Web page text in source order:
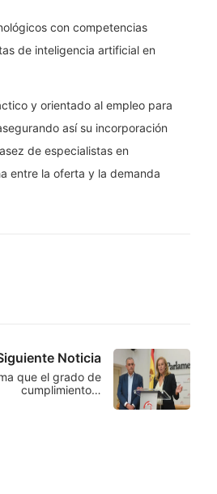
con competencias
de inteligencia artificial en
y orientado al empleo para
así su incorporación
de especialistas en
entre la oferta y la demanda
Noticia
que el grado de
cumplimiento…